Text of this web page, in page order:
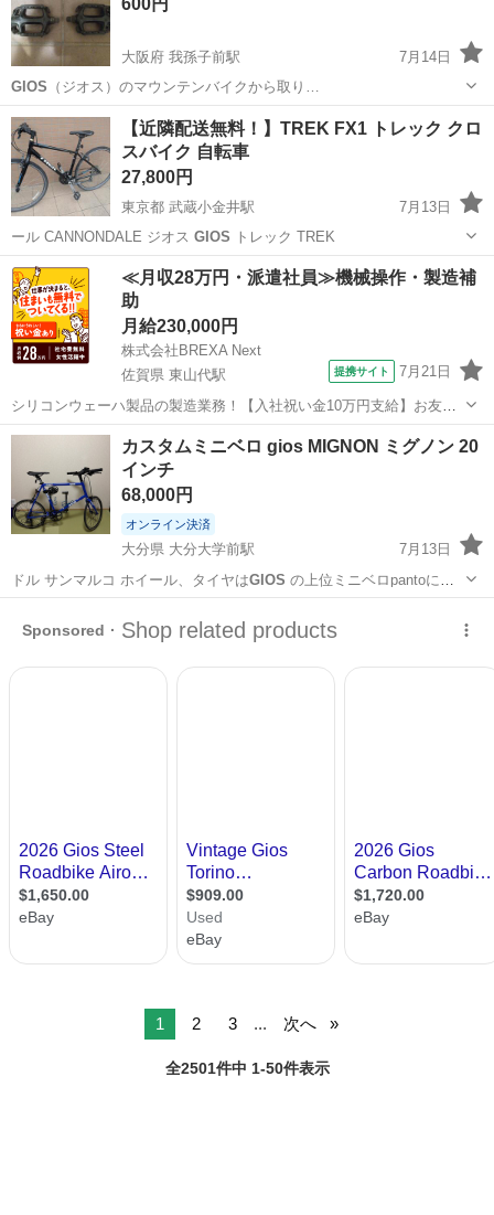
大阪府 我孫子前駅
7月14日
GIOS （ジオス）のマウンテンバイクから取り…
大阪 大阪市 我孫子前駅 自転車
【近隣配送無料！】TREK FX1 トレック クロ
スバイク 自転車
27,800円
東京都 武蔵小金井駅
7月13日
ール CANNONDALE ジオス GIOS トレック TREK
東京 小平市 武蔵小金井駅 クロスバイク トレック
≪月収28万円・派遣社員≫機械操作・製造補
助
月給230,000円
株式会社BREXA Next
佐賀県 東山代駅
提携サイト 7月21日
シリコンウェーハ製品の製造業務！【入社祝い金10万円支給】お友達
やカップルとの応募OK◎年間休日129日＆休出なしでプライベート充
実♪業務はクリーンルームで快適作業◎自社正社員登用制度あり★1食
300円～の格安食堂あり！《佐...
佐賀 伊万里市 東山代駅
カスタムミニベロ gios MIGNON ミグノン 20
インチ
68,000円
オンライン決済
大分県 大分大学前駅
7月13日
ドル サンマルコ ホイール、タイヤはGIOS の上位ミニベロpantoに付
属して…
1 2 3 ... 次へ
全2501件中 1-50件表示